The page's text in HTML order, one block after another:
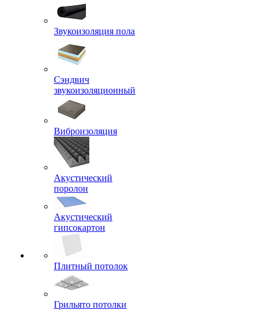
Звукоизоляция пола
Сэндвич
звукоизоляционный
Виброизоляция
Акустический
поролон
Акустический
гипсокартон
Плитный потолок
Грильято потолки